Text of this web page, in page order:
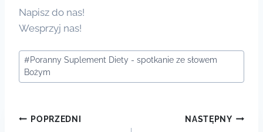
Napisz do nas!
Wesprzyj nas!
Tagi
wpisu:
#Poranny Suplement Diety - spotkanie ze słowem
Bożym
Nawigacja
POPRZEDNI NASTĘPNY